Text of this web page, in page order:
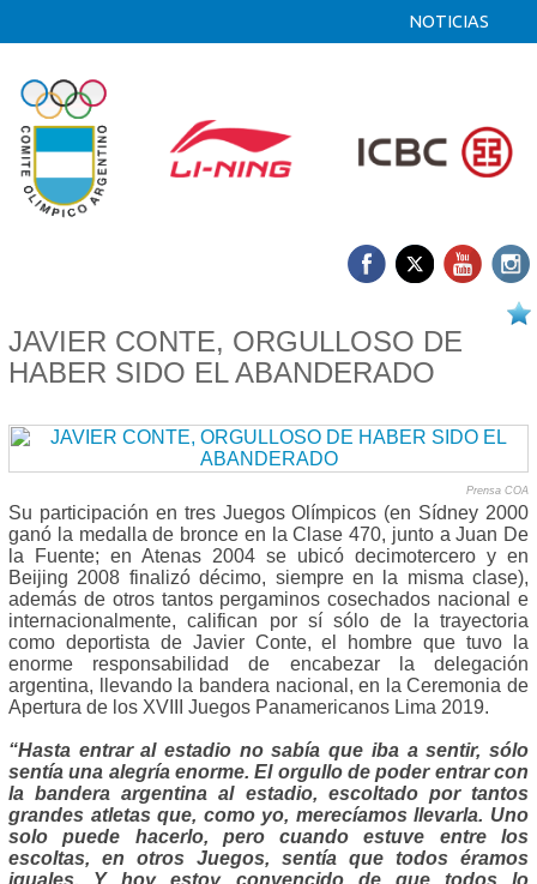
NOTICIAS
JAVIER CONTE, ORGULLOSO DE
HABER SIDO EL ABANDERADO
Prensa COA
Su participación en tres Juegos Olímpicos (en Sídney 2000
ganó la medalla de bronce en la Clase 470, junto a Juan De
la Fuente; en Atenas 2004 se ubicó decimotercero y en
Beijing 2008 finalizó décimo, siempre en la misma clase),
además de otros tantos pergaminos cosechados nacional e
internacionalmente, califican por sí sólo de la trayectoria
como deportista de Javier Conte, el hombre que tuvo la
enorme responsabilidad de encabezar la delegación
argentina, llevando la bandera nacional, en la Ceremonia de
Apertura de los XVIII Juegos Panamericanos Lima 2019.
“Hasta entrar al estadio no sabía que iba a sentir, sólo
sentía una alegría enorme. El orgullo de poder entrar con
la bandera argentina al estadio, escoltado por tantos
grandes atletas que, como yo, merecíamos llevarla. Uno
solo puede hacerlo, pero cuando estuve entre los
escoltas, en otros Juegos, sentía que todos éramos
iguales. Y hoy estoy convencido de que todos lo